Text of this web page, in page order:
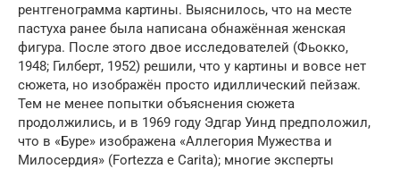
рентгенограмма картины. Выяснилось, что на месте
пастуха ранее была написана обнажённая женская
фигура. После этого двое исследователей (Фьокко,
1948; Гилберт, 1952) решили, что у картины и вовсе нет
сюжета, но изображён просто идиллический пейзаж.
Тем не менее попытки объяснения сюжета
продолжились, и в 1969 году Эдгар Уинд предположил,
что в «Буре» изображена «Аллегория Мужества и
Милосердия» (Fortezza e Carita); многие эксперты